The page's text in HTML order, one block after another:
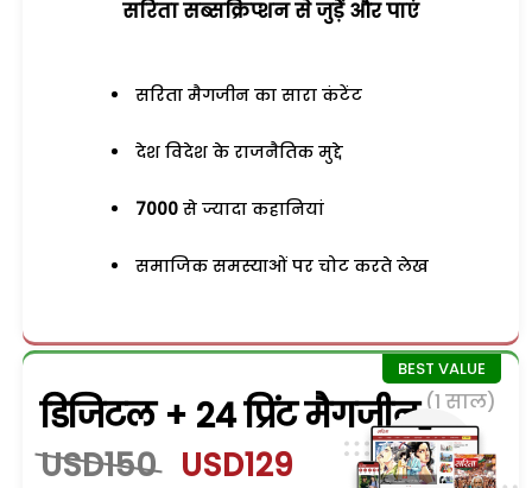
सरिता सब्सक्रिप्शन से जुड़ेें और पाएं
सरिता मैगजीन का सारा कंटेंट
देश विदेश के राजनैतिक मुद्दे
7000 से ज्यादा कहानियां
समाजिक समस्याओं पर चोट करते लेख
डिजिटल + 24 प्रिंट मैगजीन (1 साल)
USD150 USD129